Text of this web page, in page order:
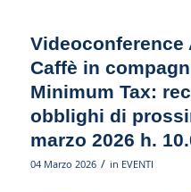
Videoconference
Caffè in
Minimum Tax:
obblighi di
marzo 2026 h.
04 Marzo 2026 / in EVENTI